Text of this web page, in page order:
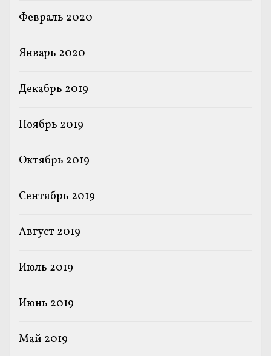
Февраль 2020
Январь 2020
Декабрь 2019
Ноябрь 2019
Октябрь 2019
Сентябрь 2019
Август 2019
Июль 2019
Июнь 2019
Май 2019